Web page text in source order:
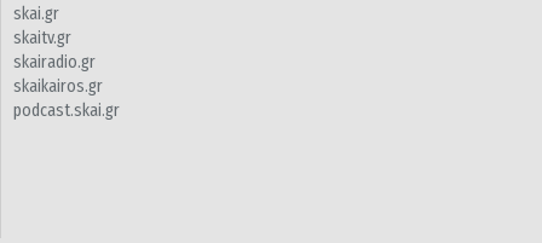
skai.gr
skaitv.gr
skairadio.gr
skaikairos.gr
podcast.skai.gr